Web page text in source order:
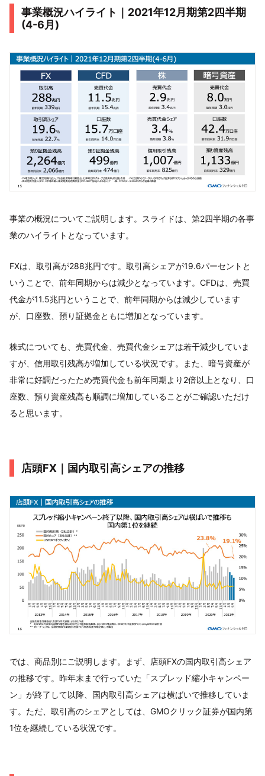
事業概況ハイライト｜2021年12月期第2四半期
(4-6月)
事業の概況についてご説明します。スライドは、第2四半期の各事
業のハイライトとなっています。
FXは、取引高が288兆円です。取引高シェアが19.6パーセントと
いうことで、前年同期からは減少となっています。CFDは、売買
代金が11.5兆円ということで、前年同期からは減少しています
が、口座数、預り証拠金ともに増加となっています。
株式についても、売買代金、売買代金シェアは若干減少していま
すが、信用取引残高が増加している状況です。また、暗号資産が
非常に好調だったため売買代金も前年同期より2倍以上となり、口
座数、預り資産残高も順調に増加していることがご確認いただけ
ると思います。
店頭FX｜国内取引高シェアの推移
では、商品別にご説明します。まず、店頭FXの国内取引高シェア
の推移です。昨年末まで行っていた「スプレッド縮小キャンペー
ン」が終了して以降、国内取引高シェアは横ばいで推移していま
す。ただ、取引高のシェアとしては、GMOクリック証券が国内第
1位を継続している状況です。